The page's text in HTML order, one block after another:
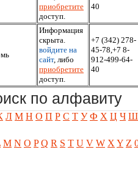
приобретите
доступ.
40
Информация
скрыта.
войдите на
сайт, либо
приобретите
доступ.
+7 (342) 278-
45-78,+7 8-
912-499-64-
40
по алфавиту
Л М Н О П Р С Т У Ф Х Ц Ч Ш
M N O P Q R S T U V W X Y Z